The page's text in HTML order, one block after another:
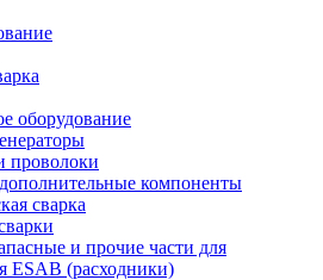
оборудование
проволоки
компоненты
сварка
и прочие части для
ESAB (расходники)